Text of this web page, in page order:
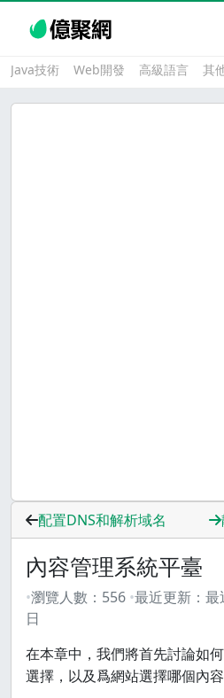
Java技術 Web開發 高級語言 其
配置DNS和解析域名
內容管理系統平臺
瀏覽人數： 556 最近更新： 最
日
在本章中，我們將首先討論如
選擇，以及爲網站選擇哪個內容